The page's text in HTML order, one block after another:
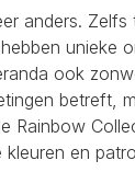
anders. Zelfs
unieke
ook
betreft,
Rainbow
en